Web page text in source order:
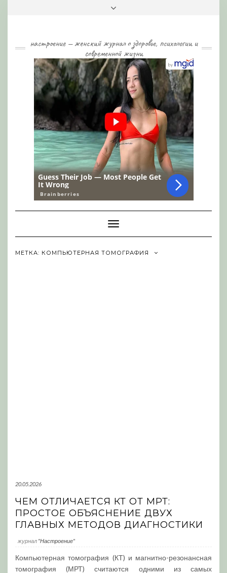
настроение — женский журнал о здоровье, психологии и
современной жизни
Toggle
Navigation
МЕТКА: КОМПЬЮТЕРНАЯ ТОМОГРАФИЯ
20.05.2026
ЧЕМ ОТЛИЧАЕТСЯ КТ ОТ МРТ:
ПРОСТОЕ ОБЪЯСНЕНИЕ ДВУХ
ГЛАВНЫХ МЕТОДОВ ДИАГНОСТИКИ
журнал "Настроение"
Компьютерная томография (КТ) и магнитно-резонансная
томография (МРТ) считаются одними из самых